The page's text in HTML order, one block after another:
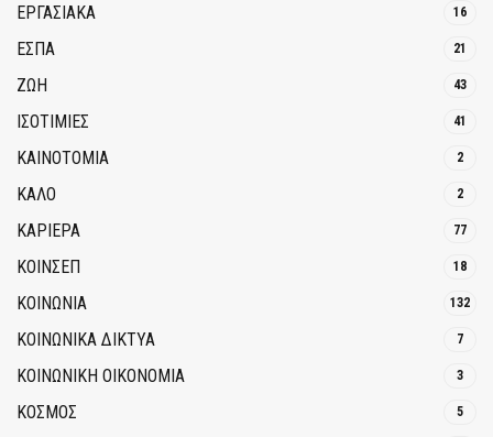
ΕΡΓΑΣΙΑΚΑ 16
ΕΣΠΑ 21
ΖΩΗ 43
ΙΣΟΤΙΜΙΕΣ 41
ΚΑΙΝΟΤΟΜΊΑ 2
ΚΑΛΟ 2
ΚΑΡΙΕΡΑ 77
ΚΟΙΝΣΕΠ 18
ΚΟΙΝΩΝΙΑ 132
ΚΟΙΝΩΝΙΚΆ ΔΊΚΤΥΑ 7
ΚΟΙΝΩΝΙΚΉ ΟΙΚΟΝΟΜΊΑ 3
ΚΟΣΜΟΣ 5